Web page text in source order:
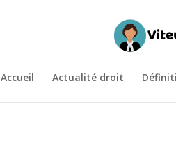
Accueil Actualité droit